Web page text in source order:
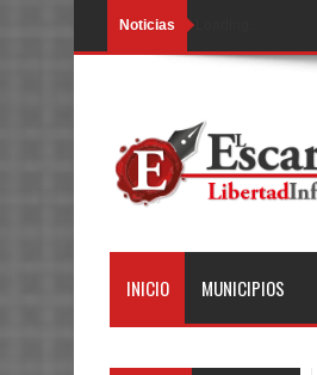
Noticias
INICIO MUNICIPIOS